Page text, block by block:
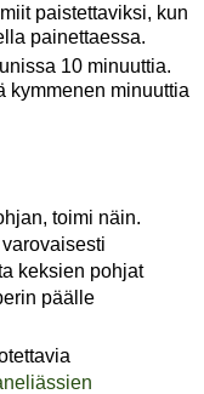
paistettaviksi, kun
painettaessa.
10 minuuttia.
kymmenen minuuttia
toimi näin.
varovaisesti
keksien pohjat
päälle